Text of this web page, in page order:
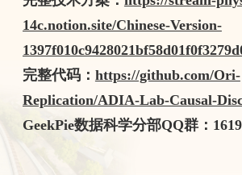
14c.notion.site/Chinese-Version-
完整代码： https://github.com/Ori-
Replication/ADIA-Lab-Causal-
GeekPie数据科学分部QQ群：